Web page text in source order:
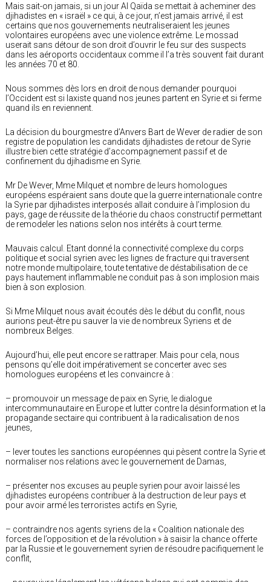
Mais sait-on jamais, si un jour Al Qaïda se mettait à acheminer des
djihadistes en « israël » ce qui, à ce jour, n’est jamais arrivé, il est
certains que nos gouvernements neutraliseraient les jeunes
volontaires européens avec une violence extrême. Le mossad
userait sans détour de son droit d’ouvrir le feu sur des suspects
dans les aéroports occidentaux comme il l’a très souvent fait durant
les années 70 et 80.
Nous sommes dès lors en droit de nous demander pourquoi
l’Occident est si laxiste quand nos jeunes partent en Syrie et si ferme
quand ils en reviennent.
La décision du bourgmestre d’Anvers Bart de Wever de radier de son
registre de population les candidats djihadistes de retour de Syrie
illustre bien cette stratégie d’accompagnement passif et de
confinement du djihadisme en Syrie.
Mr De Wever, Mme Milquet et nombre de leurs homologues
européens espéraient sans doute que la guerre internationale contre
la Syrie par djihadistes interposés allait conduire à l’implosion du
pays, gage de réussite de la théorie du chaos constructif permettant
de remodeler les nations selon nos intérêts à court terme.
Mauvais calcul. Etant donné la connectivité complexe du corps
politique et social syrien avec les lignes de fracture qui traversent
notre monde multipolaire, toute tentative de déstabilisation de ce
pays hautement inflammable ne conduit pas à son implosion mais
bien à son explosion.
Si Mme Milquet nous avait écoutés dès le début du conflit, nous
aurions peut-être pu sauver la vie de nombreux Syriens et de
nombreux Belges.
Aujourd’hui, elle peut encore se rattraper. Mais pour cela, nous
pensons qu’elle doit impérativement se concerter avec ses
homologues européens et les convaincre à :
– promouvoir un message de paix en Syrie, le dialogue
intercommunautaire en Europe et lutter contre la désinformation et la
propagande sectaire qui contribuent à la radicalisation de nos
jeunes,
– lever toutes les sanctions européennes qui pèsent contre la Syrie et
normaliser nos relations avec le gouvernement de Damas,
– présenter nos excuses au peuple syrien pour avoir laissé les
djihadistes européens contribuer à la destruction de leur pays et
pour avoir armé les terroristes actifs en Syrie,
– contraindre nos agents syriens de la « Coalition nationale des
forces de l’opposition et de la révolution » à saisir la chance offerte
par la Russie et le gouvernement syrien de résoudre pacifiquement le
conflit,